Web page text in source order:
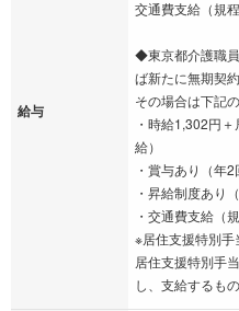
給与
交通費支給（規程
◆東京都介護職
ば新たに無期契
その場合は下記
・時給1,302円
給）
・賞与あり（年2
・昇給制度あり
・交通費支給（
※居住支援特別
居住支援特別手
し、支給するも